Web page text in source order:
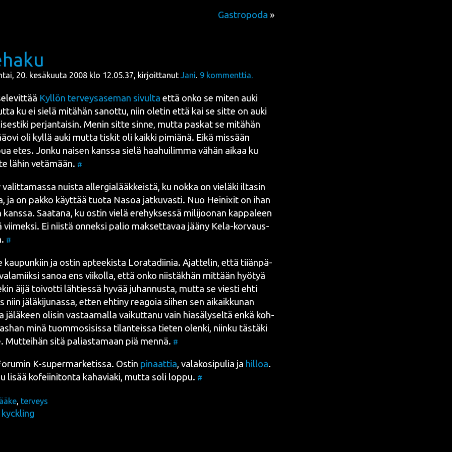
Gastropoda »
20. kesäkuuta 2008 klo 12.05.37, kirjoittanut Jani. 9 kommenttia.
Kyl­lön ter­veys­a­se­man sivul­ta että onko se miten auki
ku ei sie­lä mitä­hän sanot­tu, niin ole­tin että kai se sit­te on auki
per­jan­tai­sin. Menin sit­te sin­ne, mut­ta pas­kat se mitä­hän
oli kyl­lä auki mut­ta tis­kit oli kaik­ki pimiä­nä. Eikä mis­sään
etes. Jon­ku nai­sen kans­sa sie­lä haa­hui­lim­ma vähän aikaa ku
lähin vetä­mään. #
valit­ta­mas­sa nuis­ta aller­gia­lääk­keis­tä, ku nok­ka on vie­lä­ki ilta­sin
ja on pak­ko käyt­tää tuo­ta Nasoa jat­ku­vas­ti. Nuo Hei­nixit on ihan
kans­sa. Saa­ta­na, ku ostin vie­lä ere­hyk­ses­sä mili­joo­nan kap­pa­leen
vii­mek­si. Ei niis­tä onnek­si palio mak­set­ta­vaa jää­ny Kela-kor­vaus­
#
kau­pun­kiin ja ostin aptee­kis­ta Lora­ta­dii­nia. Ajat­te­lin, että tiiän­pä­
sanoa ens vii­kol­la, että onko niis­täk­hän mit­tään hyö­tyä
äijä toi­vot­ti läh­ties­sä hyvää juhan­nus­ta, mut­ta se vies­ti ehti
niin jälä­ki­ju­nas­sa, etten ehti­ny rea­goia sii­hen sen aikaik­ku­nan
jälä­keen oli­sin vas­taa­mal­la vai­kut­ta­nu vain hia­sä­ly­sel­tä enkä koh­
minä tuom­mo­si­sis­sa tilan­teis­sa tie­ten olen­ki, niin­ku täs­tä­ki
Mut­tei­hän sitä palias­ta­maan piä men­nä. #
K-super­mar­ke­tis­sa. Ostin pinaat­tia, vala­ko­si­pu­lia ja hil­loa.
lisää kofeii­ni­ton­ta kaha­via­ki, mut­ta soli lop­pu. #
, terveys